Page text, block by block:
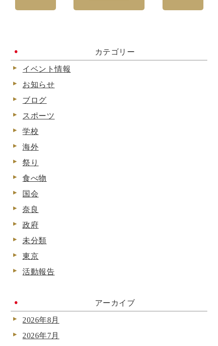
カテゴリー
イベント情報
お知らせ
ブログ
スポーツ
学校
海外
祭り
食べ物
国会
奈良
政府
未分類
東京
活動報告
アーカイブ
2026年8月
2026年7月